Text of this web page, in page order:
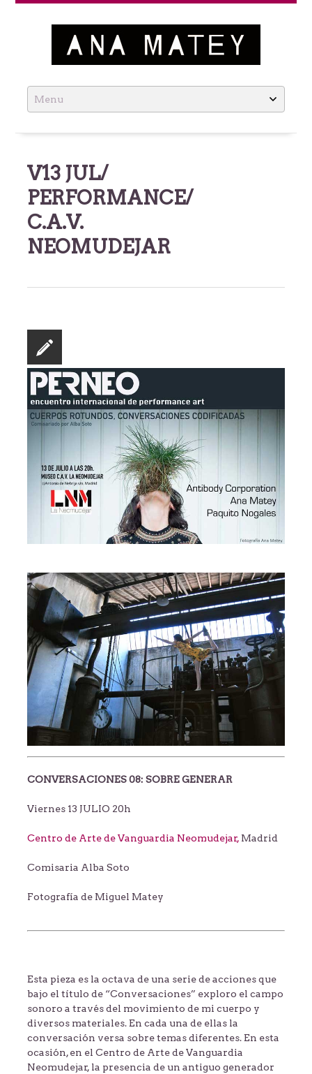
Skip
to
V13 JUL/
PERFORMANCE/
C.A.V.
NEOMUDEJAR
CONVERSACIONES 08: SOBRE GENERAR
Viernes 13 JULIO 20h
Centro de Arte de Vanguardia Neomudejar, Madrid
Comisaria Alba Soto
Fotografía de Miguel Matey
Esta pieza es la octava de una serie de acciones que
bajo el título de “Conversaciones” exploro el campo
sonoro a través del movimiento de mi cuerpo y
diversos materiales. En cada una de ellas la
conversación versa sobre temas diferentes. En esta
ocasión, en el Centro de Arte de Vanguardia
Neomudejar, la presencia de un antiguo generador